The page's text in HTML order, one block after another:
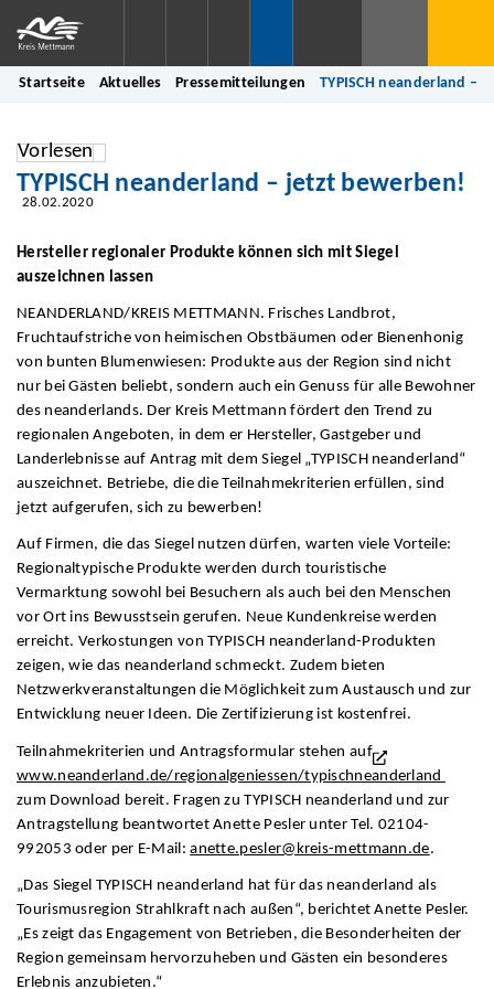
Startseite Aktuelles Pressemitteilungen TYPISCH neanderland –
Vorlesen
TYPISCH neanderland – jetzt bewerben!
28.02.2020
Hersteller regionaler Produkte können sich mit Siegel
auszeichnen lassen
NEANDERLAND/KREIS METTMANN. Frisches Landbrot,
Fruchtaufstriche von heimischen Obstbäumen oder Bienenhonig
von bunten Blumenwiesen: Produkte aus der Region sind nicht
nur bei Gästen beliebt, sondern auch ein Genuss für alle Bewohner
des neanderlands. Der Kreis Mettmann fördert den Trend zu
regionalen Angeboten, in dem er Hersteller, Gastgeber und
Landerlebnisse auf Antrag mit dem Siegel „TYPISCH neanderland“
auszeichnet. Betriebe, die die Teilnahmekriterien erfüllen, sind
jetzt aufgerufen, sich zu bewerben!
Auf Firmen, die das Siegel nutzen dürfen, warten viele Vorteile:
Regionaltypische Produkte werden durch touristische
Vermarktung sowohl bei Besuchern als auch bei den Menschen
vor Ort ins Bewusstsein gerufen. Neue Kundenkreise werden
erreicht. Verkostungen von TYPISCH neanderland-Produkten
zeigen, wie das neanderland schmeckt. Zudem bieten
Netzwerkveranstaltungen die Möglichkeit zum Austausch und zur
Entwicklung neuer Ideen. Die Zertifizierung ist kostenfrei.
Teilnahmekriterien und Antragsformular stehen auf
www.neanderland.de/regionalgeniessen/typischneanderland
zum Download bereit. Fragen zu TYPISCH neanderland und zur
Antragstellung beantwortet Anette Pesler unter Tel. 02104-
992053 oder per E-Mail:anette.pesler@kreis-mettmann.de.
„Das Siegel TYPISCH neanderland hat für das neanderland als
Tourismusregion Strahlkraft nach außen“, berichtet Anette Pesler.
„Es zeigt das Engagement von Betrieben, die Besonderheiten der
Region gemeinsam hervorzuheben und Gästen ein besonderes
Erlebnis anzubieten.“